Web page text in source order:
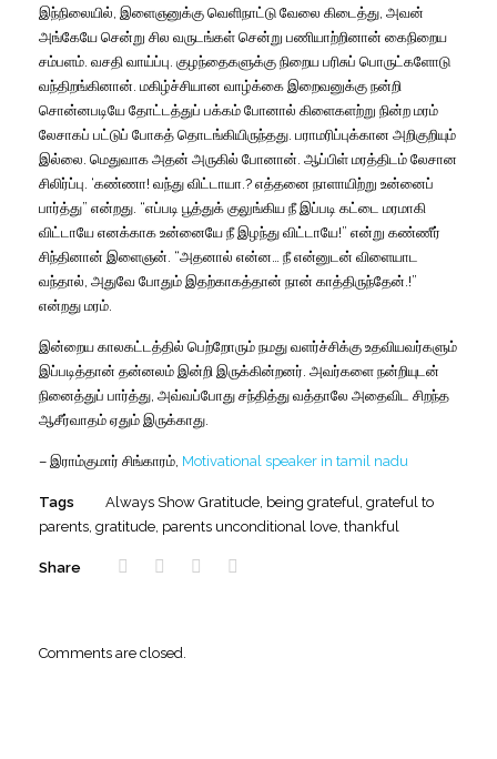
இந்நிலையில், இளைஞனுக்கு வெளிநாட்டு வேலை கிடைத்து, அவன்
அங்கேயே சென்று சில வருடங்கள் சென்று பணியாற்றினான் கைநிறைய
சம்பளம். வசதி வாய்ப்பு. குழந்தைகளுக்கு நிறைய பரிசுப் பொருட்களோடு
வந்திறங்கினான். மகிழ்ச்சியான வாழ்க்கை இறைவனுக்கு நன்றி
சொன்னபடியே தோட்டத்துப் பக்கம் போனால் கிளைகளற்று நின்ற மரம்
லேசாகப் பட்டுப் போகத் தொடங்கியிருந்தது. பராமரிப்புக்கான அறிகுறியும்
இல்லை. மெதுவாக அதன் அருகில் போனான். ஆப்பிள் மரத்திடம் லேசான
சிலிர்ப்பு. ‘கண்ணா! வந்து விட்டாயா.? எத்தனை நாளாயிற்று உன்னைப்
பார்த்து” என்றது. “எப்படி பூத்துக் குலுங்கிய நீ இப்படி கட்டை மரமாகி
விட்டாயே எனக்காக உன்னையே நீ இழந்து விட்டாயே!” என்று கண்ணீர்
சிந்தினான் இளைஞன். “அதனால் என்ன… நீ என்னுடன் விளையாட
வந்தால், அதுவே போதும் இதற்காகத்தான் நான் காத்திருந்தேன்.!”
என்றது மரம்.
இன்றைய காலகட்டத்தில் பெற்றோரும் நமது வளர்ச்சிக்கு உதவியவர்களும்
இப்படித்தான் தன்னலம் இன்றி இருக்கின்றனர். அவர்களை நன்றியுடன்
நினைத்துப் பார்த்து, அவ்வப்போது சந்தித்து வத்தாலே அதைவிட சிறந்த
ஆசீர்வாதம் ஏதும் இருக்காது.
– இராம்குமார் சிங்காரம், Motivational speaker in tamil nadu
Tags Always Show Gratitude being grateful grateful to
parents gratitude parents unconditional love thankful
Share
Comments are closed.